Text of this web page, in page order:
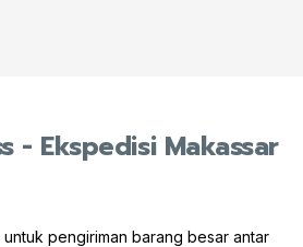
- Ekspedisi Makassar
pengiriman barang besar antar